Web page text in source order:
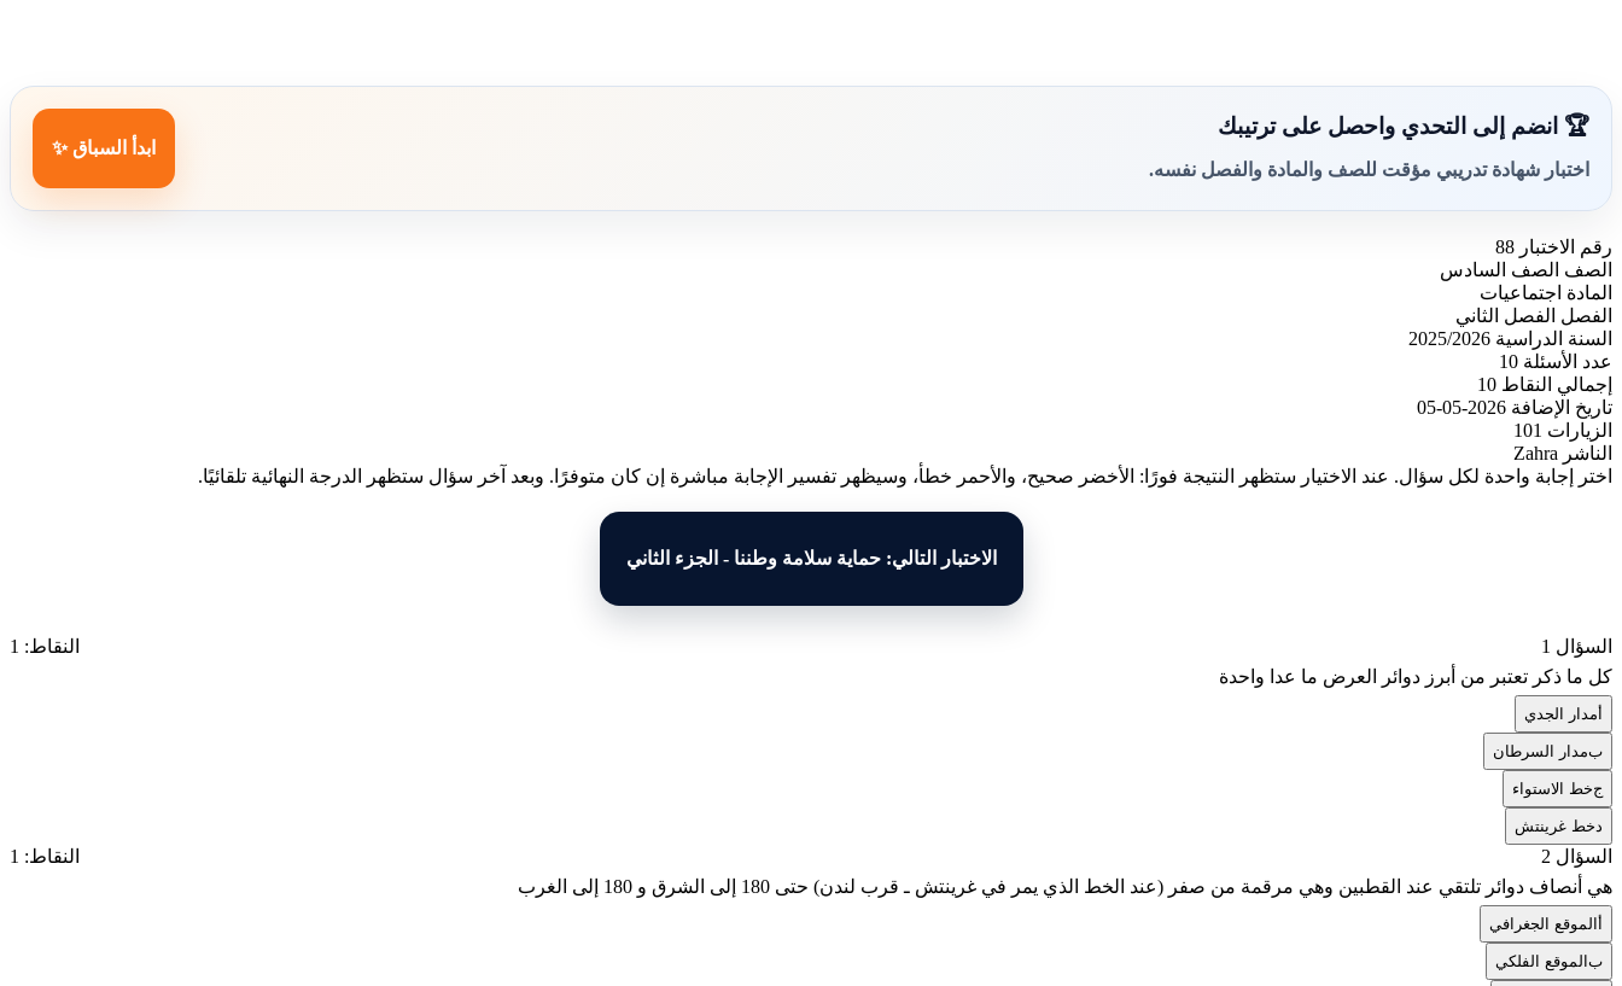
🏆 انضم إلى التحدي واحصل على ترتيبك
اختبار شهادة تدريبي مؤقت للصف والمادة والفصل نفسه.
ابدأ السباق ✨
رقم الاختبار 88
الصف الصف السادس
المادة اجتماعيات
الفصل الفصل الثاني
السنة الدراسية 2025/2026
عدد الأسئلة 10
إجمالي النقاط 10
تاريخ الإضافة 2026-05-05
الزيارات 101
الناشر Zahra
اختر إجابة واحدة لكل سؤال. عند الاختيار ستظهر النتيجة فورًا: الأخضر صحيح، والأحمر خطأ، وسيظهر تفسير الإجابة مباشرة إن كان متوفرًا. وبعد آخر سؤال ستظهر الدرجة النهائية تلقائيًا.
الاختبار التالي: حماية سلامة وطننا - الجزء الثاني
السؤال 1
النقاط: 1
كل ما ذكر تعتبر من أبرز دوائر العرض ما عدا واحدة
أمدار الجدي
بمدار السرطان
جخط الاستواء
د خط غرينتش
السؤال 2
النقاط: 1
هي أنصاف دوائر تلتقي عند القطبين وهي مرقمة من صفر (عند الخط الذي يمر في غرينتش ـ قرب لندن) حتى 180 إلى الشرق و 180 إلى الغرب
أ الموقع الجغرافي
ب الموقع الفلكي